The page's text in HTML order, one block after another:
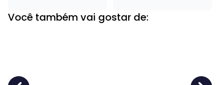
Você também vai gostar de: